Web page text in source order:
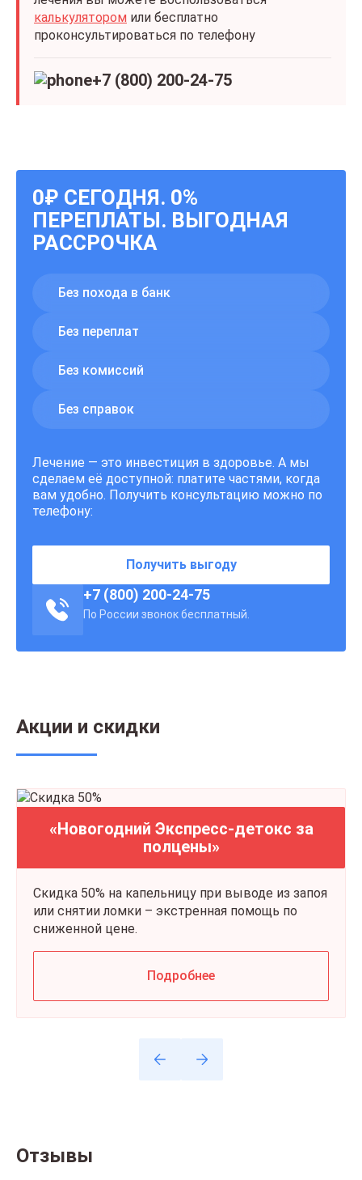
калькулятором или бесплатно
проконсультироваться по телефону
+7 (800) 200-24-75
0₽ СЕГОДНЯ. 0%
ПЕРЕПЛАТЫ. ВЫГОДНАЯ
РАССРОЧКА
Без похода в банк
Без переплат
Без комиссий
Без справок
Лечение — это инвестиция в здоровье. А мы
сделаем её доступной: платите частями, когда
вам удобно. Получить консультацию можно по
телефону:
Получить выгоду
+7 (800) 200-24-75
По России звонок бесплатный.
Акции и скидки
«Новогодний Экспресс-детокс за
полцены»
Скидка 50% на капельницу при выводе из запоя
или снятии ломки – экстренная помощь по
сниженной цене.
Подробнее
Отзывы